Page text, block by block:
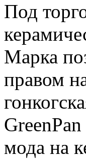
Под
Марка
правом
мода на